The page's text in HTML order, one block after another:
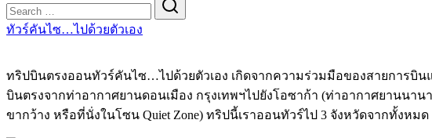
for:
ทัวร์คันไซ…ไปด้วยตัวเอง
ทริปบินตรงออนทัวร์คันไซ…ไปด้วยตัวเอง เกิดจากความร่วมมือของสายการบิน
บินตรงจากท่าอากาศยานดอนเมือง กรุงเทพฯไปยังโอซาก้า (ท่าอากาศยานนา
ขากว้าง หรือที่นั่งในโซน Quiet Zone) ทริปนี้เราออนทัวร์ไป 3 จังหวัดจากทั้ง